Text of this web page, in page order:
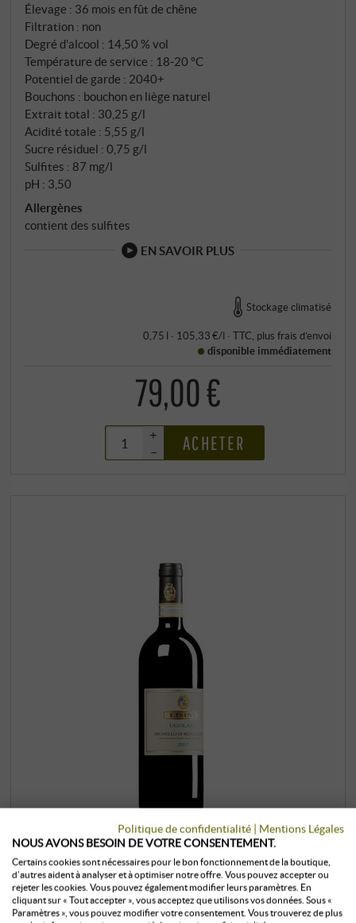
Élevage : 36 mois en fût de chêne
Filtration : non
Degré d'alcool : 14,50 % vol
Température de service : 18‑20 °C
Potentiel de garde : 2040+
Bouchons : bouchon en liège naturel
Extrait total : 30,25 g/l
Acidité totale : 5,55 g/l
Sucre résiduel : 0,75 g/l
Sulfites : 87 mg/l
pH : 3,50
Allergènes
contient des sulfites
EN SAVOIR PLUS
Stockage climatisé
0,75 l · 105,33 €/l · TTC , plus frais d’envoi
disponible immédiatement
79,00 €
+
–
ACHETER
Brunello di Montalcino “Ugolaia” DOCG
2017
Lisini | Toscane
Politique de confidentialité | Mentions Légales
NOUS AVONS BESOIN DE VOTRE CONSENTEMENT.
Certains cookies sont nécessaires pour le bon fonctionnement de la boutique,
d’autres aident à analyser et à optimiser notre offre. Vous pouvez accepter ou
rejeter les cookies. Vous pouvez également modifier leurs paramètres. En
cliquant sur « Tout accepter », vous acceptez que utilisons vos données. Sous «
Paramètres », vous pouvez modifier votre consentement. Vous trouverez de plus